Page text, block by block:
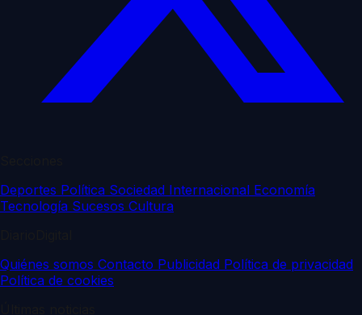
Deportes Política Sociedad Internacional Economía
Tecnología Sucesos Cultura
Quiénes somos Contacto Publicidad Política de privacidad
Política de cookies